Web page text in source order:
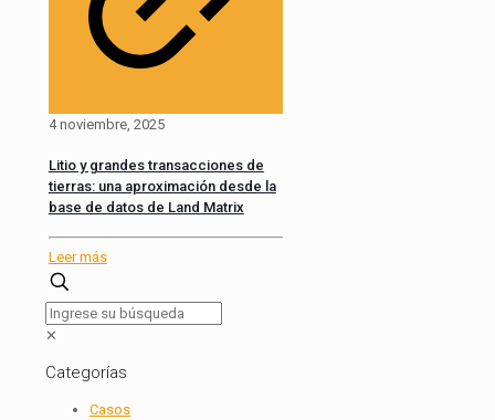
4 noviembre, 2025
Litio y grandes transacciones de
tierras: una aproximación desde la
base de datos de Land Matrix
Leer más
✕
Categorías
Casos